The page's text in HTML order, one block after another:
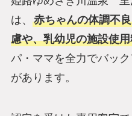
は、 赤ちゃんの体調不
慮や、乳幼児の施設使
パ・ママを全力でバッ
があります。